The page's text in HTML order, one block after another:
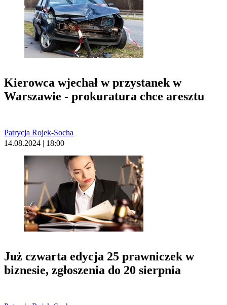
Kierowca wjechał w przystanek w
Warszawie - prokuratura chce aresztu
Patrycja Rojek-Socha
14.08.2024 | 18:00
Już czwarta edycja 25 prawniczek w
biznesie, zgłoszenia do 20 sierpnia